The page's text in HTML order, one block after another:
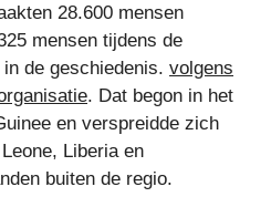
28.600 mensen
mensen tijdens de
de geschiedenis. volgens
. Dat begon in het
en verspreidde zich
Liberia en
buiten de regio.